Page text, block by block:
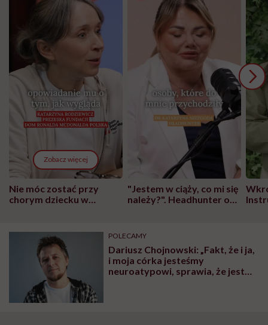
Zobacz więcej
Nie móc zostać przy
chorym dziecku w
może chyba tylko
głupota i brak
wyobraźni"
"Jestem w ciąży, co mi się
należy?". Headhunter o
pracy
POLECAMY
Dariusz Chojnowski: „Fakt, że i ja,
i moja córka jesteśmy
neuroatypowi, sprawia, że jest